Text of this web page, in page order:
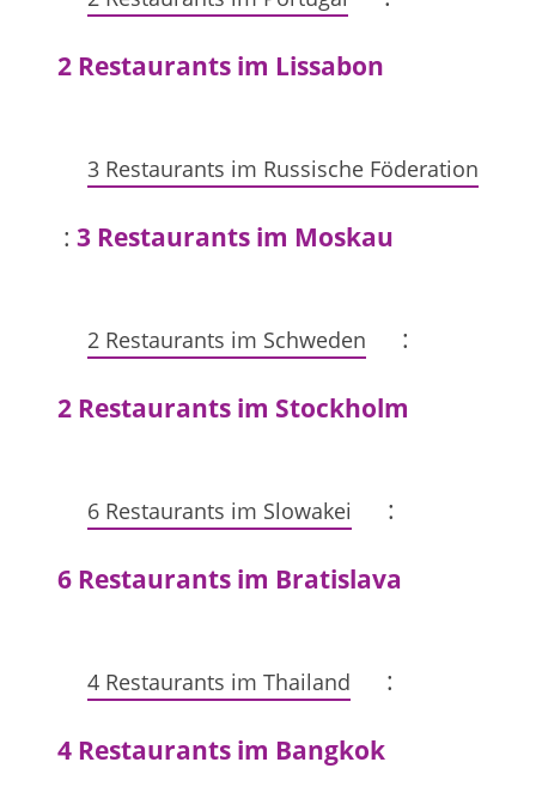
2 Restaurants im Lissabon
3 Restaurants im Russische Föderation
:3 Restaurants im Moskau
2 Restaurants im Schweden :
2 Restaurants im Stockholm
6 Restaurants im Slowakei :
6 Restaurants im Bratislava
4 Restaurants im Thailand :
4 Restaurants im Bangkok